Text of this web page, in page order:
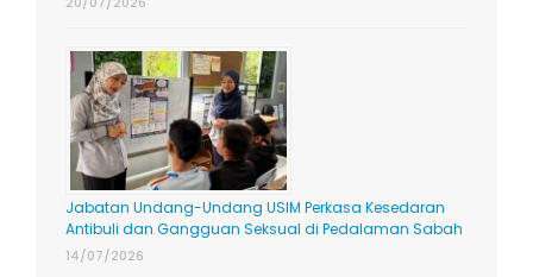
Jabatan Undang-Undang USIM Perkasa Kesedaran
Antibuli dan Gangguan Seksual di Pedalaman Sabah
14/07/2026